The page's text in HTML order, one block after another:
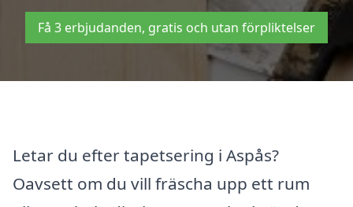
Få 3 erbjudanden, gratis och utan förpliktelser
Letar du efter tapetsering i Aspås?
Oavsett om du vill fräscha upp ett rum